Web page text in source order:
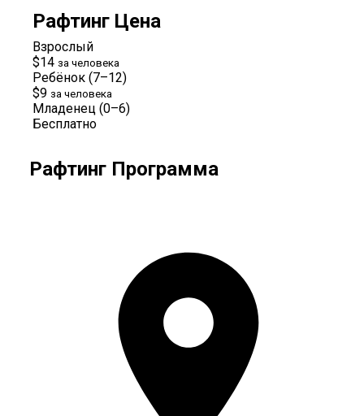
Рафтинг Цена
Взрослый
$14 за человека
Ребёнок (7–12)
$9 за человека
Младенец (0–6)
Бесплатно
Рафтинг Программа